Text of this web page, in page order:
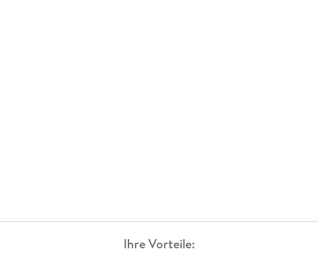
Ihre Vorteile: